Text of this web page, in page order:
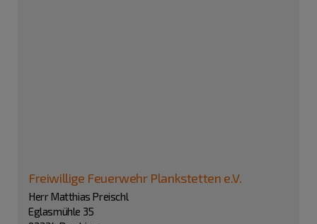
Freiwillige Feuerwehr Plankstetten e.V.
Herr Matthias Preischl
Eglasmühle 35